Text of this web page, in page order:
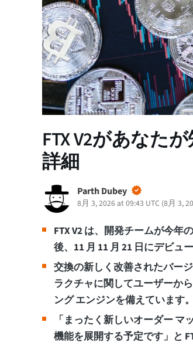
FTX V2があなた
詳細
Parth Dubey
8月 3, 2026 at 09:43 UTC (8月 3,
FTX V2 は、開発チームが今
後、11 月 11 月 21 日にデビュ
交換の新しく改善されたバー
ラクチャに関してユーザーか
ング エンジンを備えています。
「まったく新しいオーダー
機能を展開する予定です」と